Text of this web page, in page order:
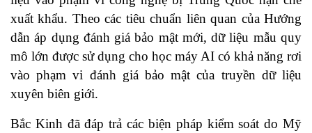
xuất khẩu. Theo các tiêu chuẩn liên quan của Hướng
dẫn áp dụng đánh giá bảo mật mới, dữ liệu mẫu quy
mô lớn được sử dụng cho học máy AI có khả năng rơi
vào phạm vi đánh giá bảo mật của truyền dữ liệu
xuyên biên giới.
Bắc Kinh đã đáp trả các biện pháp kiểm soát do Mỹ